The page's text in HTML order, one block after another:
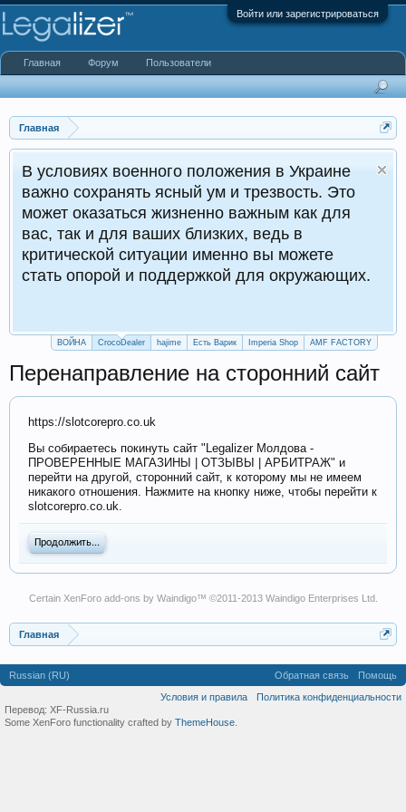
Войти или зарегистрироваться
Главная
положения в Украине
ясный ум и трезвость. Это
жизненно важным как для
ваших близких, ведь в
ситуации именно вы можете
и поддержкой для окружающих.
ВОЙНА CrocoDealer hajime Есть Варик Imperia Shop AMF FACTORY
Перенаправление на сторонний сайт
https://slotcorepro.co.uk
Вы собираетесь покинуть сайт "Legalizer Молдова -
ПРОВЕРЕННЫЕ МАГАЗИНЫ | ОТЗЫВЫ | АРБИТРАЖ" и
перейти на другой, сторонний сайт, к которому мы не имеем
никакого отношения. Нажмите на кнопку ниже, чтобы перейти к
slotcorepro.co.uk.
Продолжить...
Certain XenForo add-ons by Waindigo™ ©2011-2013 Waindigo Enterprises Ltd.
Главная
Главная Форум Пользователи
Russian (RU) Обратная связь
Помощь
Условия и правила
Политика конфиденциальности
Перевод: XF-Russia.ru
Some XenForo functionality crafted by ThemeHouse